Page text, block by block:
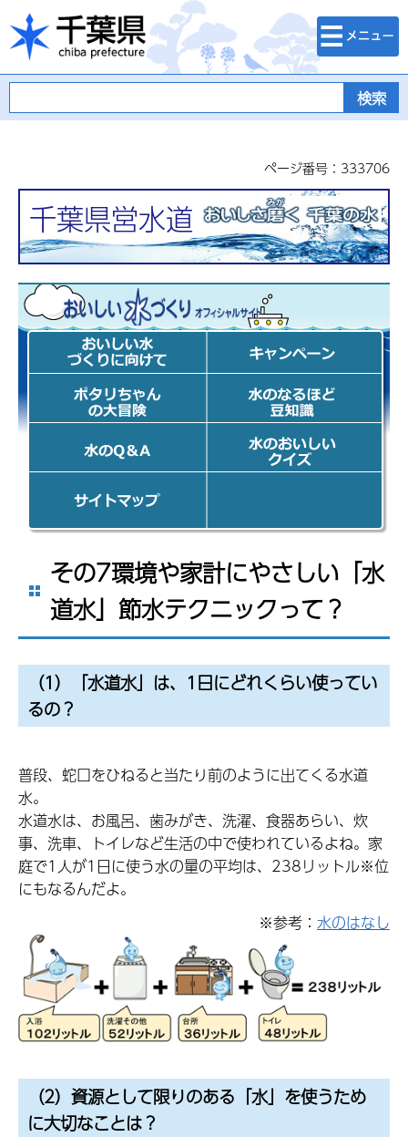
千葉県
検索・メニュ
ー
ページ番号：333706
千葉県営水道
おいしい水づくり計画 オフィ
シャルサイト
おいしい水づ
くりに向けて
キャンペーン
ポタリちゃん
の大冒険
水のなるほど
豆知識
水のQ&A
水のおいしい
クイズ
「おいしい水
づくり計画」
オフィシャル
トマップ
その7環境や家計にやさしい「水
道水」節水テクニックって？
（1）「水道水」は、1日にどれくらい使ってい
るの？
普段、蛇口をひねると当たり前のように出てくる水道
水。
水道水は、お風呂、歯みがき、洗濯、食器あらい、炊
事、洗車、トイレなど生活の中で使われているよね。家
庭で1人が1日に使う水の量の平均は、238リットル※位
にもなるんだよ。
※参考： 水のはなし
（2）資源として限りのある「水」を使うため
に大切なことは？